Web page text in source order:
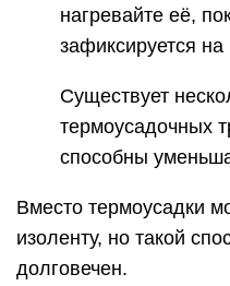
нагревайте её,
зафиксируется на
Существует
термоусадочных
способны
Вместо термоусадки
изоленту, но такой
долговечен.